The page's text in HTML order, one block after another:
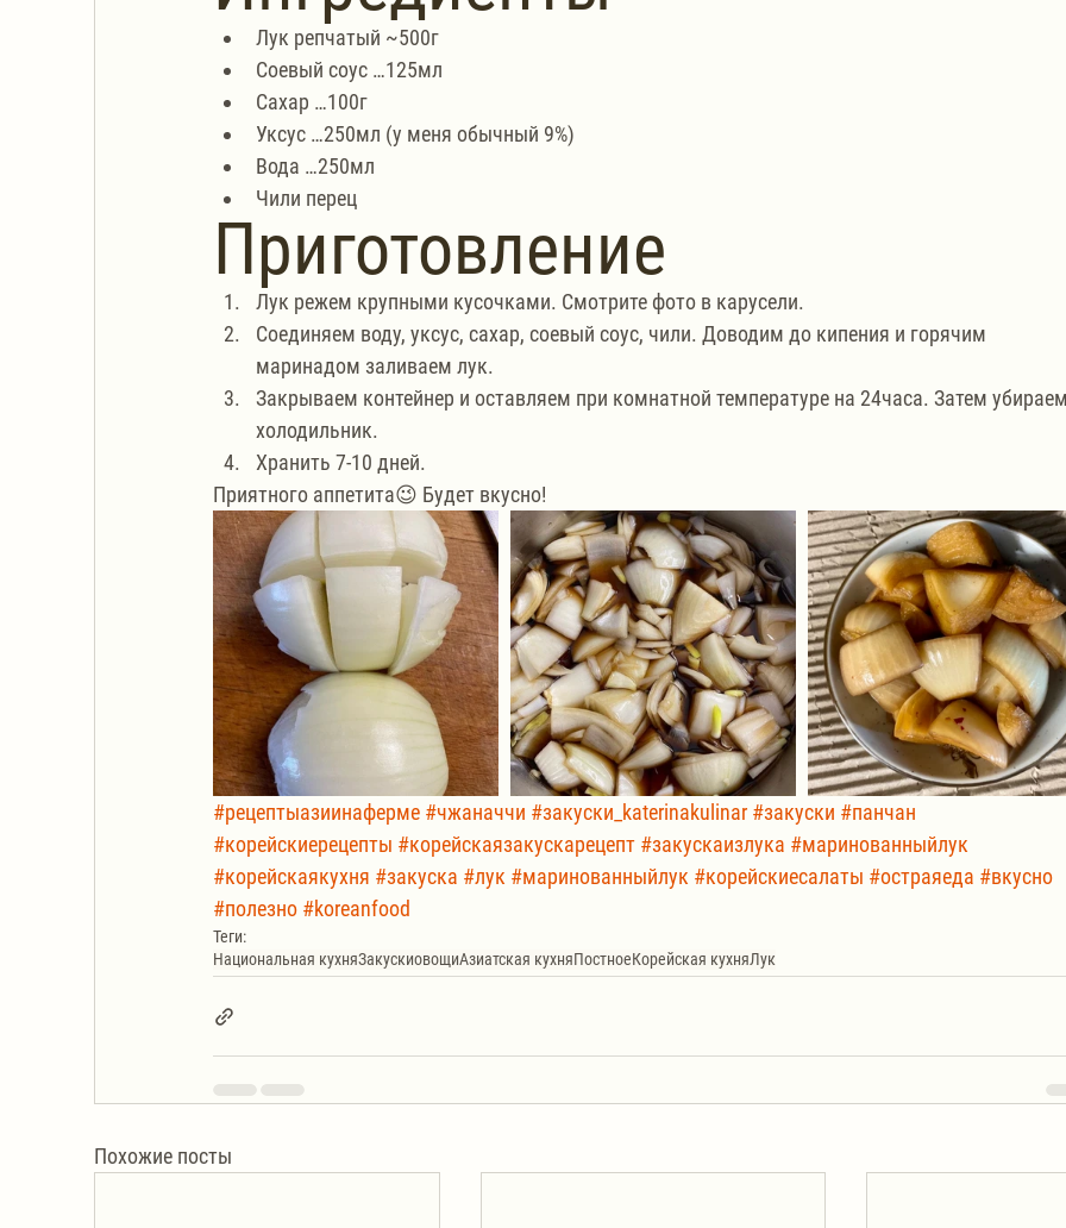
Лук репчатый ~500г
Соевый соус …125мл
Сахар …100г
Уксус …250мл (у меня обычный 9%)
Вода …250мл
Чили перец
Приготовление
Лук режем крупными кусочками. Смотрите фото в карусели.
Соединяем воду, уксус, сахар, соевый соус, чили. Доводим до кипения и горячим
маринадом заливаем лук.
Закрываем контейнер и оставляем при комнатной температуре на 24часа. Затем
холодильник.
Хранить 7-10 дней.
Приятного аппетита😉 Будет вкусно!
#рецептыазиинаферме #чжаначчи #закуски_katerinakulinar #закуски #панчан
#корейскиерецепты #корейскаязакускарецепт #закускаизлука #маринованныйлук
#корейскаякухня #закуска #лук #маринованныйлук #корейскиесалаты #остраяеда #вкусно
#полезно #koreanfood
Теги:
Национальная кухняЗакускиовощиАзиатская кухняПостноеКорейская кухняЛук
Похожие посты